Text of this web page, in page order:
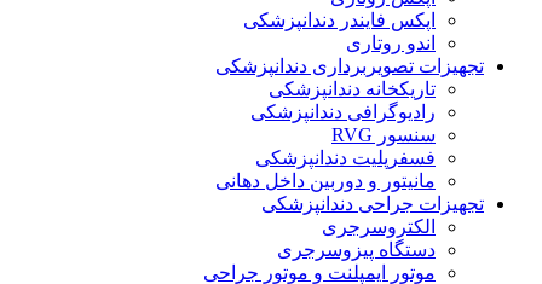
اپکس فایندر دندانپزشکی
اندو روتاری
تجهیزات تصویربرداری دندانپزشکی
تاریکخانه دندانپزشکی
رادیوگرافی دندانپزشکی
سنسور RVG
فسفرپلیت دندانپزشکی
مانیتور و دوربین داخل دهانی
تجهیزات جراحی دندانپزشکی
الکتروسرجری
دستگاه پیزوسرجری
موتور ایمپلنت و موتور جراحی